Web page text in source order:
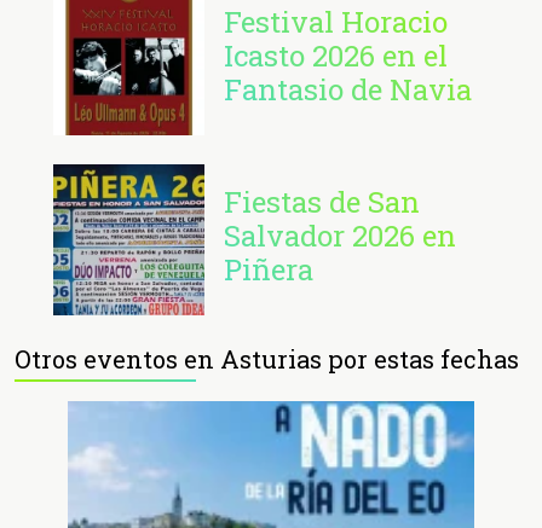
Festival Horacio
Icasto 2026 en el
Fantasio de Navia
Fiestas de San
Salvador 2026 en
Piñera
Otros eventos en Asturias por estas fechas